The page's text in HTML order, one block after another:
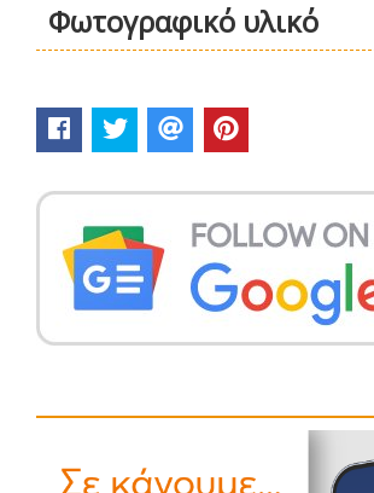
Φωτογραφικό υλικό